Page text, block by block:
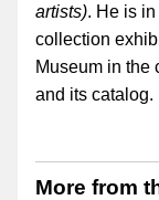
artists). He is
collection
Museum in the
and its catalog.
More from